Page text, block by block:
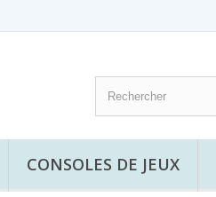
CONSOLES DE JEUX